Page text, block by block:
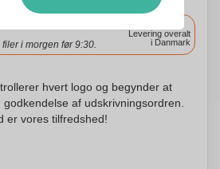
i morgen før 9:30.
Levering overalt
i Danmark
hvert logo og begynder at
af udskrivningsordren.
er vores tilfredshed!